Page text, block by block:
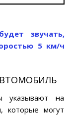
звучать,
5 км/ч
указывают на
которые могут